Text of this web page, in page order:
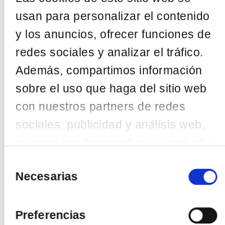
usan para personalizar el contenido
y los anuncios, ofrecer funciones de
redes sociales y analizar el tráfico.
Además, compartimos información
sobre el uso que haga del sitio web
con nuestros partners de redes
sociales, publicidad y análisis web,
quienes pueden combinarla con otra
proporcionado o que hayan
hecho de sus servicios.
deNecesarias
Preferencias
San
Sebastián
09:30 -
13:30
07/05/2019
Alda
Urquijo/Urkixo
zumarkalea,
36 - Bilbao
09:30 -
13:30
20/11/2019
Vitoria-
Gasteiz
09:30 -
17/02/2021
zumarkalea,
36 - Bilbao
Ponencias
disponibles